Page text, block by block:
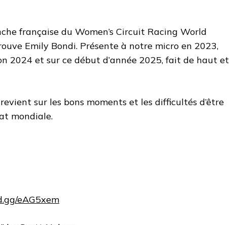
française du Women’s Circuit Racing World
Emily Bondi. Présente à notre micro en 2023,
2024 et sur ce début d’année 2025, fait de haut et
sur les bons moments et les difficultés d’être
mondiale.
eAG5xem